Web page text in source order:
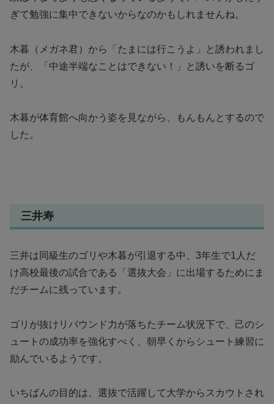
ぎて勉強に集中できないからなのかもしれませんね。
木暮（メガネ君）から「たまには行こうよ」と誘われまし
たが、「中途半端なことはできない！」と誘いを断るゴ
リ。
木暮が体育館へ向かう姿を見ながら、もんもんとするので
した。
三井寿
三井は同級生のゴリや木暮が引退する中、3年生で1人だ
け高校最後の試合である「選抜大会」に出場するためにま
だチームに残っています。
ゴリが抜けリバウンド力が落ちたチーム状況下で、己のシ
ュートの成功率を強化すべく、朝早くからシュート練習に
励んでいるようです。
いちばんの目的は、選抜で活躍して大学からスカウトされ